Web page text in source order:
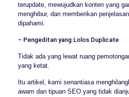
terupdate, mewujudkan konten yang
menghibur, dan memberikan
dipahami.
– Pengeditan yang Lolos Duplicate
Tidak ada yang lewat ruang
yang ketat.
Itu artikel, kami senantiasa
awam dan tipuan SEO yang tidak